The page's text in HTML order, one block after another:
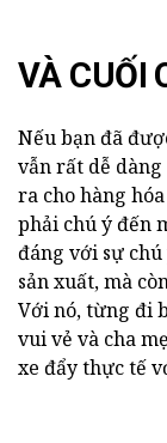
VÀ CUỐI
Nếu bạn đã
vẫn rất dễ dàng
ra cho hàng
phải chú ý đến
đáng với sự
sản xuất, mà
Với nó, từng đi
vui vẻ và cha
xe đẩy thực tế